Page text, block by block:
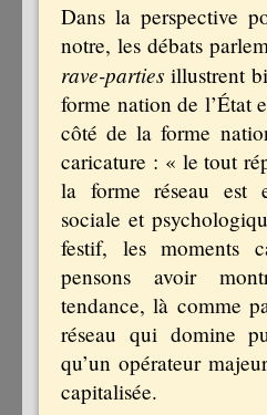
Dans la perspective
notre, les débats
rave-parties illustrent
forme nation de l’État
côté de la forme
caricature : « le tout
la forme réseau est
sociale et
festif, les moments
pensons avoir
tendance, là comme
réseau qui domine
qu’un opérateur
capitalisée.